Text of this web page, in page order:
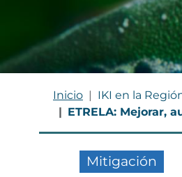
RUTA DE
Inicio
IKI en la
ETRELA: Mejorar,
Mitigación